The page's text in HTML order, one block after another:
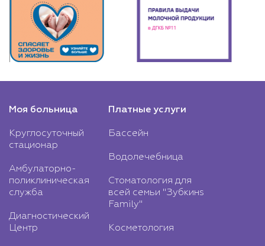
Моя больница
Круглосуточный
стационар
Амбулаторно-
поликлиническая
служба
Диагностический
Центр
Платные услуги
Бассейн
Водолечебница
Стоматология для
всей семьи "Зубкинs
Family"
Косметология